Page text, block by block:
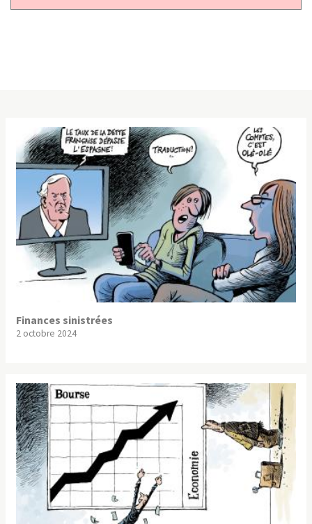
Finances sinistrées
2 octobre 2024